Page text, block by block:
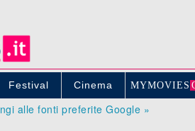
Festival Cinema MYMOVIE S
alle fonti preferite Google »